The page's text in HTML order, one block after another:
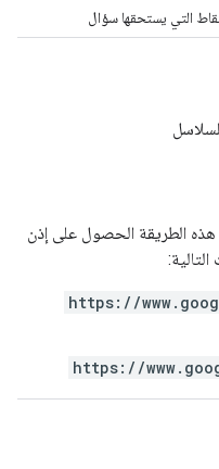
التي يستحقها سؤال
الطريقة الحصول على إذن
https://
https://